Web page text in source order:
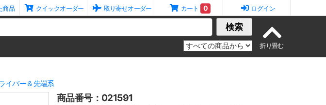
商品 クイックオーダー 取り寄せオーダー カート 0 ログイン
検索
イバー＆先端系
商品番号：021591